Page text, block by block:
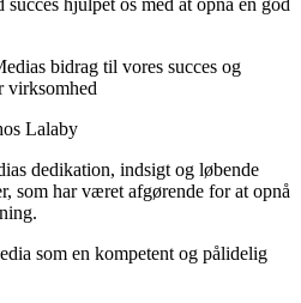
bidrag til vores succes og
virksomhed
Lalaby
dedikation, indsigt og løbende
som har været afgørende for at opnå
som en kompetent og pålidelig